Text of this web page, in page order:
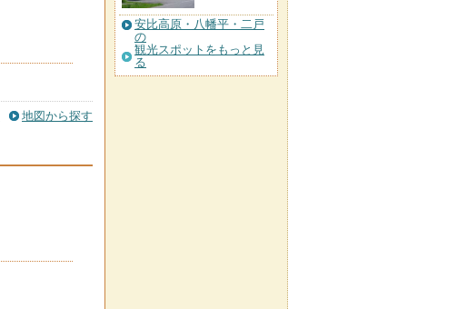
地図から探す
安比高原・八幡平・二戸
の
観光スポットをもっと見
る